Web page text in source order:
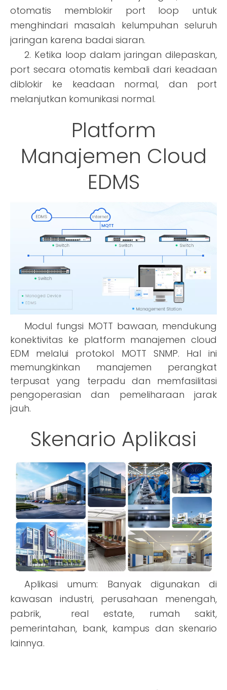
otomatis memblokir port loop untuk
menghindari masalah kelumpuhan seluruh
jaringan karena badai siaran.
2. Ketika loop dalam jaringan dilepaskan,
port secara otomatis kembali dari keadaan
diblokir ke keadaan normal, dan port
melanjutkan komunikasi normal.
Platform
Manajemen Cloud
EDMS
Modul fungsi MOTT bawaan, mendukung
konektivitas ke platform manajemen cloud
EDM melalui protokol MOTT SNMP. Hal ini
memungkinkan manajemen perangkat
terpusat yang terpadu dan memfasilitasi
pengoperasian dan pemeliharaan jarak
jauh.
Skenario Aplikasi
Aplikasi umum: Banyak digunakan di
kawasan industri, perusahaan menengah,
pabrik, real estate, rumah sakit,
pemerintahan, bank, kampus dan skenario
lainnya.